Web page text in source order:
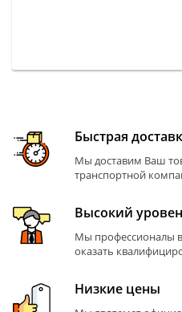
Быстрая
Мы доставим Ваш
транспортной
Высокий
Мы профессионалы в
оказать
Низкие цены